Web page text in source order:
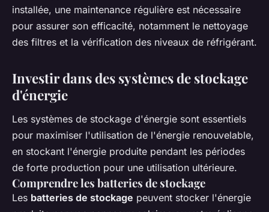
installée, une maintenance régulière est nécessaire
pour assurer son efficacité, notamment le nettoyage
des filtres et la vérification des niveaux de réfrigérant.
Investir dans des systèmes de stockage
d'énergie
Les systèmes de stockage d'énergie sont essentiels
pour maximiser l'utilisation de l'énergie renouvelable,
en stockant l'énergie produite pendant les périodes
de forte production pour une utilisation ultérieure.
Comprendre les batteries de stockage
Les batteries de stockage peuvent stocker l'énergie